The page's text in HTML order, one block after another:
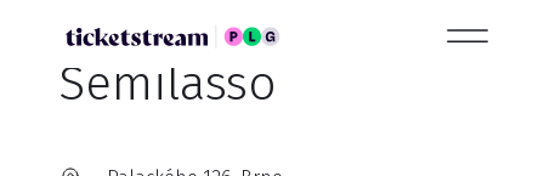
Semilasso